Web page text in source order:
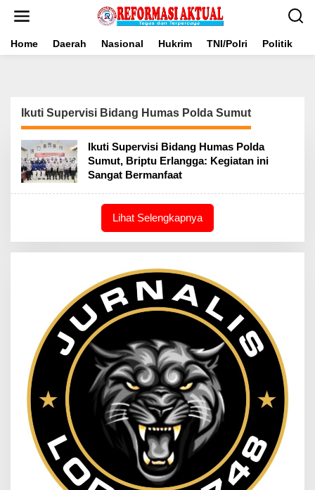
Home Daerah Nasional Hukrim TNI/Polri Politik
Ikuti Supervisi Bidang Humas Polda Sumut
Ikuti Supervisi Bidang Humas Polda
Sumut, Briptu Erlangga: Kegiatan ini
Sangat Bermanfaat
Lihat Selengkapnya